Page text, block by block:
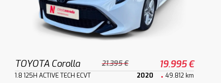
TOYOTA Corolla 21.395 € 19.995 €
1.8 125H ACTIVE TECH ECVT 2020 49.812 km